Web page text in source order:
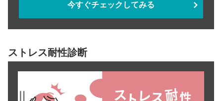
今すぐチェックしてみる
ストレス耐性診断